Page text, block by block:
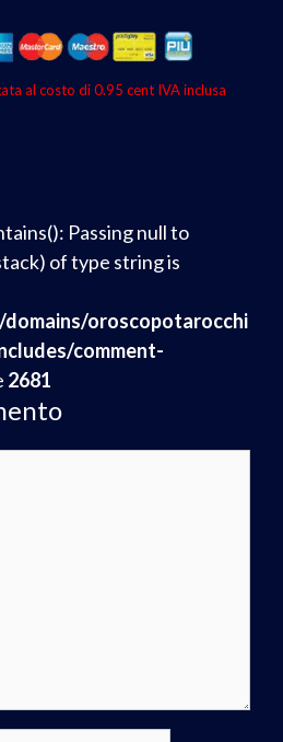
al costo di 0.95 cent IVA inclusa
Passing null to
of type string is
domains/oroscopotarocchi
comment-
2681